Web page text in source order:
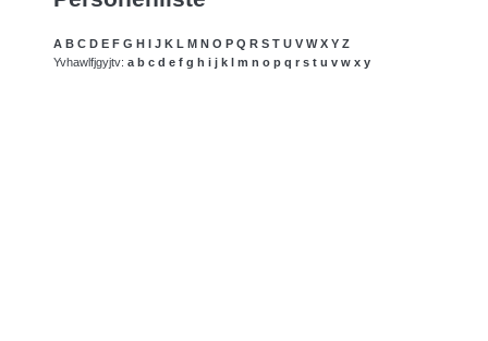
A B C D E F G H I J K L M N O P Q R S T U V W X Y Z
Yvhawlfjgyjtv: a b c d e f g h i j k l m n o p q r s t u v w x y